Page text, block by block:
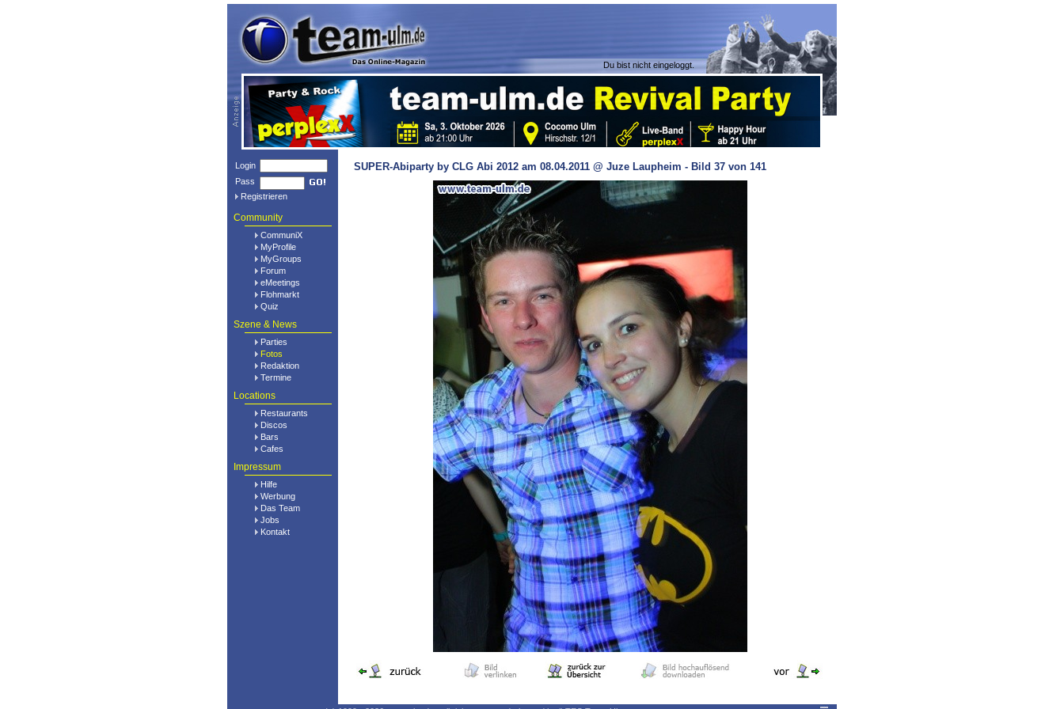
Du bist nicht eingeloggt.
Login
Pass
Registrieren
Community
CommuniX
MyProfile
MyGroups
Forum
eMeetings
Flohmarkt
Quiz
Szene & News
Parties
Fotos
Redaktion
Termine
Locations
Restaurants
Discos
Bars
Cafes
Impressum
Hilfe
Werbung
Das Team
Jobs
Kontakt
SUPER-Abiparty by CLG Abi 2012 am 08.04.2011 @ Juze Laupheim - Bild 37 von 141